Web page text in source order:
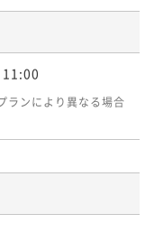
ランにより異なる場合